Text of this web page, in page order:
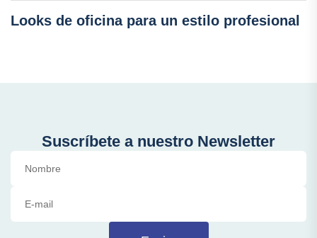
Looks de oficina para un estilo profesional
Suscríbete a nuestro Newsletter